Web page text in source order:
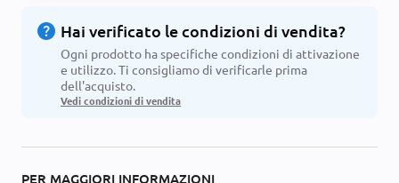
help Hai verificato le condizioni di vendita?
Ogni prodotto ha specifiche condizioni di attivazione
e utilizzo. Ti consigliamo di verificarle prima
dell'acquisto.
Vedi condizioni di vendita
PER MAGGIORI INFORMAZIONI